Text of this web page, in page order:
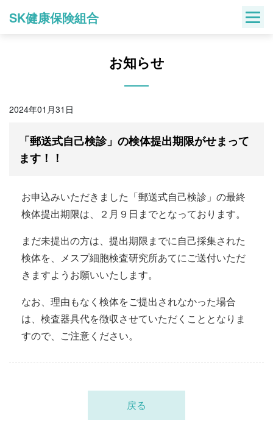
SK健康保険組合
お知らせ
2024年01月31日
「郵送式自己検診」の検体提出期限がせまって
ます！！
お申込みいただきました「郵送式自己検診」の最終
検体提出期限は、２月９日までとなっております。
まだ未提出の方は、提出期限までに自己採集された
検体を、メスプ細胞検査研究所あてにご送付いただ
きますようお願いいたします。
なお、理由もなく検体をご提出されなかった場合
は、検査器具代を徴収させていただくこととなりま
すので、ご注意ください。
戻る